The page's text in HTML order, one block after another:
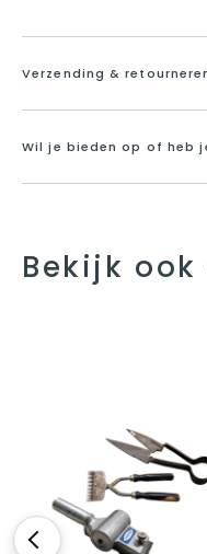
Verzending &
Wil je bieden op of heb
Bekijk ook
<